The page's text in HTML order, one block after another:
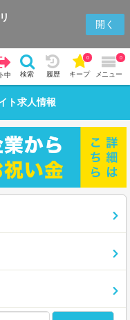
開く
中 検索 履歴 キープ
0
メニュー
0
ト求人情報